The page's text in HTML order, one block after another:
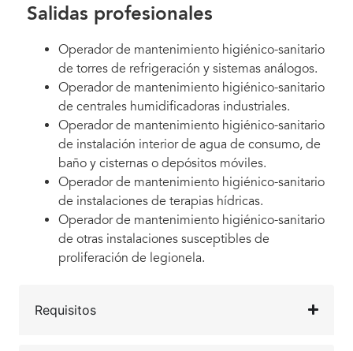
Salidas profesionales
Operador de mantenimiento higiénico-sanitario
de torres de refrigeración y sistemas análogos.
Operador de mantenimiento higiénico-sanitario
de centrales humidificadoras industriales.
Operador de mantenimiento higiénico-sanitario
de instalación interior de agua de consumo, de
baño y cisternas o depósitos móviles.
Operador de mantenimiento higiénico-sanitario
de instalaciones de terapias hídricas.
Operador de mantenimiento higiénico-sanitario
de otras instalaciones susceptibles de
proliferación de legionela.
Requisitos